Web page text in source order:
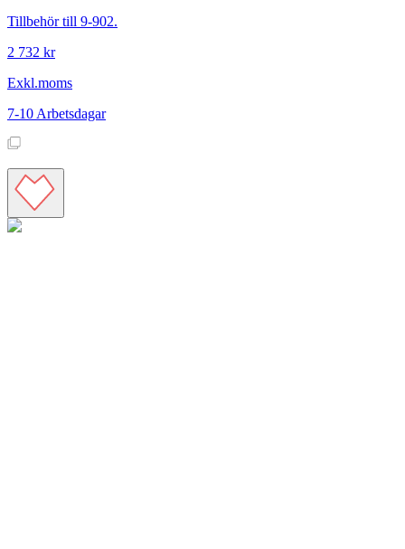
Tillbehör till 9-902.
2 732 kr
Exkl.moms
7-10 Arbetsdagar